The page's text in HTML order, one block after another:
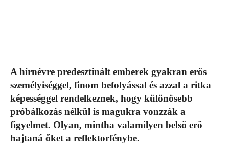
A hírnévre predesztinált emberek gyakran erős
személyiséggel, finom befolyással és azzal a ritka
képességgel rendelkeznek, hogy különösebb
próbálkozás nélkül is magukra vonzzák a
figyelmet. Olyan, mintha valamilyen belső erő
hajtaná őket a reflektorfénybe.